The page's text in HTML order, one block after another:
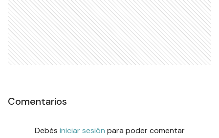
Comentarios
Debés iniciar sesión para poder comentar